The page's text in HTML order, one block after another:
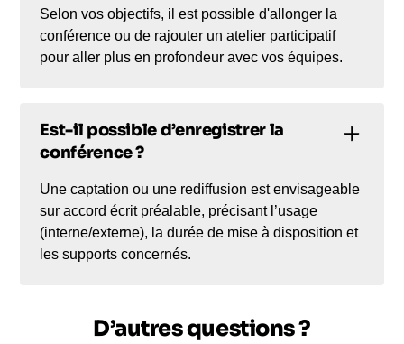
Selon vos objectifs, il est possible d'allonger la
conférence ou de rajouter un atelier participatif
pour aller plus en profondeur avec vos équipes.
Est-il possible d’enregistrer la
conférence ?
Une captation ou une rediffusion est envisageable
sur accord écrit préalable, précisant l’usage
(interne/externe), la durée de mise à disposition et
les supports concernés.
D’autres questions ?